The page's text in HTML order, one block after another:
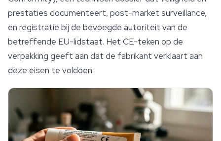
prestaties documenteert, post-market surveillance,
en registratie bij de bevoegde autoriteit van de
betreffende EU-lidstaat. Het CE-teken op de
verpakking geeft aan dat de fabrikant verklaart aan
deze eisen te voldoen.